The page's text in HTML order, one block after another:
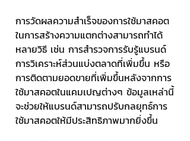
การวัดผลความสำเร็จของการใช้มาสคอต
ในการสร้างความแตกต่างสามารถทำได้
หลายวิธี เช่น การสำรวจการรับรู้แบรนด์
การวิเคราะห์ส่วนแบ่งตลาดที่เพิ่มขึ้น หรือ
การติดตามยอดขายที่เพิ่มขึ้นหลังจากการ
ใช้มาสคอตในแคมเปญต่างๆ ข้อมูลเหล่านี้
จะช่วยให้แบรนด์สามารถปรับกลยุทธ์การ
ใช้มาสคอตให้มีประสิทธิภาพมากยิ่งขึ้น